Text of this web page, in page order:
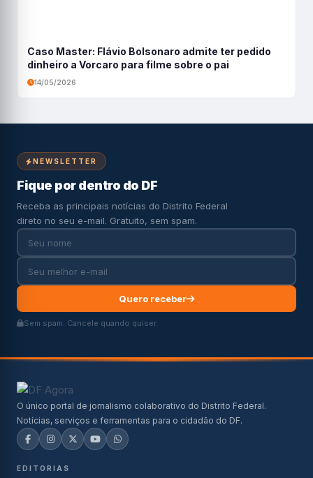
Caso Master: Flávio Bolsonaro admite ter pedido
dinheiro a Vorcaro para filme sobre o pai
14/05/2026
NEWSLETTER
Fique por dentro do DF
Receba as principais notícias do Distrito Federal
direto no seu e-mail. Gratuito, sem spam.
Quero receber
Sem spam. Cancele quando quiser.
O único portal de jornalismo colaborativo do Distrito Federal.
Notícias, serviços e ferramentas para o cidadão do DF.
EDITORIAS